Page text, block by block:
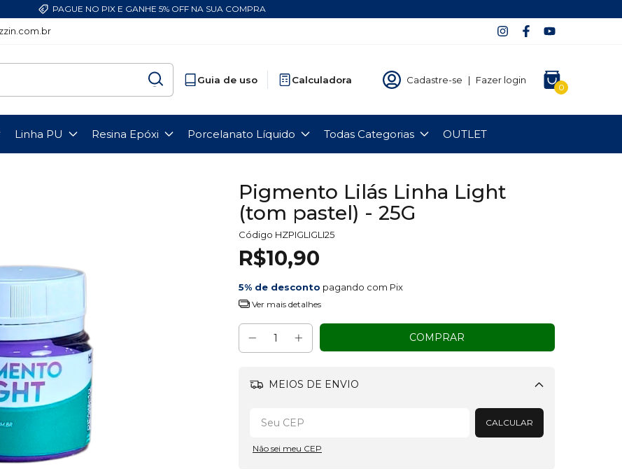
PAGUE NO PIX E GANHE 5% OFF NA SUA COMPRA
Guia de uso Calculadora Cadastre-se | Fazer login
0
Linha PU Resina Epóxi Porcelanato Líquido Todas Categorias OUTLET
Pigmento Lilás Linha Light
(tom pastel) - 25G
Código HZPIGLIGLI25
R$10,90
5% de desconto pagando com Pix
Ver mais detalhes
MEIOS DE ENVIO
Alterar CEP
CALCULAR
Não sei meu CEP